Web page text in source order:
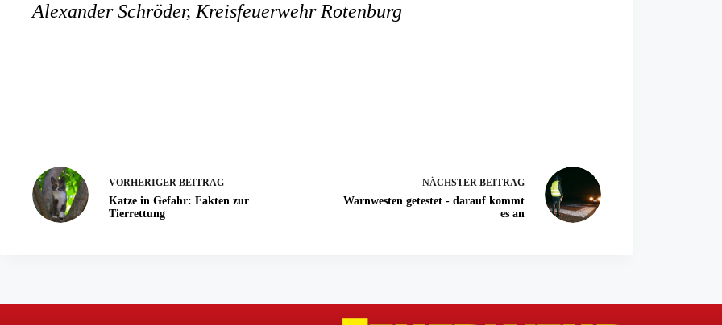
Alexander Schröder, Kreisfeuerwehr Rotenburg
VORHERIGER BEITRAG
Katze in Gefahr: Fakten zur
Tierrettung
NÄCHSTERBEITRAG
Warnwesten getestet - darauf kommt
es an